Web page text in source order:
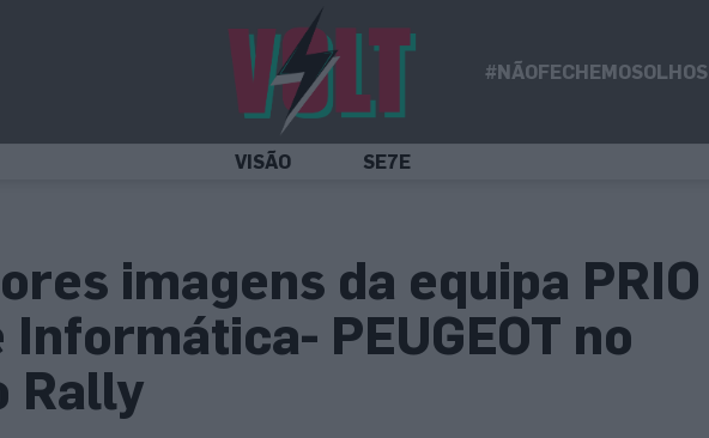
#NÃOFECHEMOSOLHOS
VISÃO SE7E
imagens da equipa PRIO
Informática- PEUGEOT no
Rally